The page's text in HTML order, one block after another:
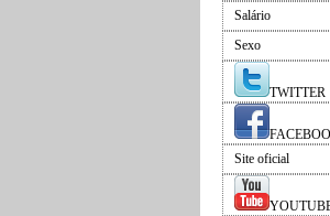
Salário
Sexo
TWITTER
Site oficial